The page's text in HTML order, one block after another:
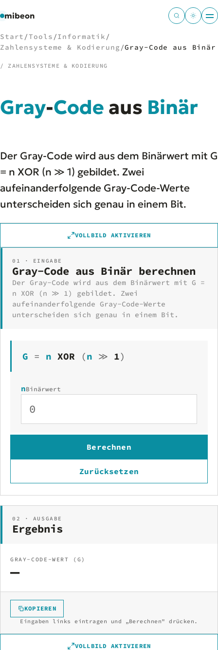
mibeon
01Start
MB
05Docs
06Tools
07Welten
Start /Tools /Informatik /
Zahlensysteme & Kodierung /Gray-Code aus Binär
/ ZAHLENSYSTEME & KODIERUNG
Gray-Code aus Binär
Der Gray-Code wird aus dem Binärwert mit G
= n XOR (n ≫ 1) gebildet. Zwei
aufeinanderfolgende Gray-Code-Werte
unterscheiden sich genau in einem Bit.
VOLLBILD AKTIVIEREN
01 · EINGABE
Gray-Code aus Binär berechnen
Der Gray-Code wird aus dem Binärwert mit G =
n XOR (n ≫ 1) gebildet. Zwei
aufeinanderfolgende Gray-Code-Werte
unterscheiden sich genau in einem Bit.
G = n XOR (n ≫ 1)
nBinärwert
Berechnen
Zurücksetzen
02 · AUSGABE
Ergebnis
GRAY-CODE-WERT (G)
—
KOPIEREN
Eingaben links eintragen und „Berechnen" drücken.
VOLLBILD AKTIVIEREN